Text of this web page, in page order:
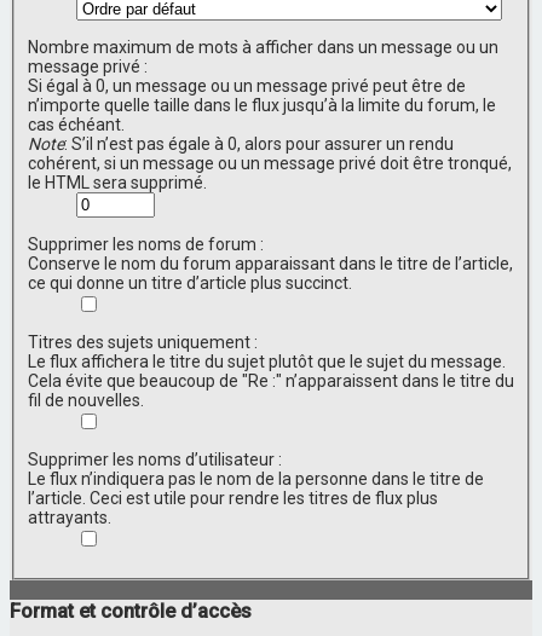
Nombre maximum de mots à afficher dans un message ou un
message privé :
Si égal à 0, un message ou un message privé peut être de
n’importe quelle taille dans le flux jusqu’à la limite du forum, le
cas échéant.
Note: S’il n’est pas égale à 0, alors pour assurer un rendu
cohérent, si un message ou un message privé doit être tronqué,
le HTML sera supprimé.
Supprimer les noms de forum :
Conserve le nom du forum apparaissant dans le titre de l’article,
ce qui donne un titre d’article plus succinct.
Titres des sujets uniquement :
Le flux affichera le titre du sujet plutôt que le sujet du message.
Cela évite que beaucoup de "Re :" n’apparaissent dans le titre du
fil de nouvelles.
Supprimer les noms d’utilisateur :
Le flux n’indiquera pas le nom de la personne dans le titre de
l’article. Ceci est utile pour rendre les titres de flux plus
attrayants.
Format et contrôle d’accès